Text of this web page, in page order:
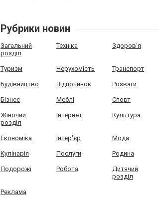
Рубрики новин
Загальний
розділ
Техніка Здоров'я
Туризм Нерухомість Транспорт
Будівництво Відпочинок Розваги
Бізнес Меблі Спорт
Жіночий
розділ
Інтернет Культура
Економіка Інтер'єр Мода
Кулінарія Послуги Родина
Подорожі Робота
Дитячий
розділ
Реклама